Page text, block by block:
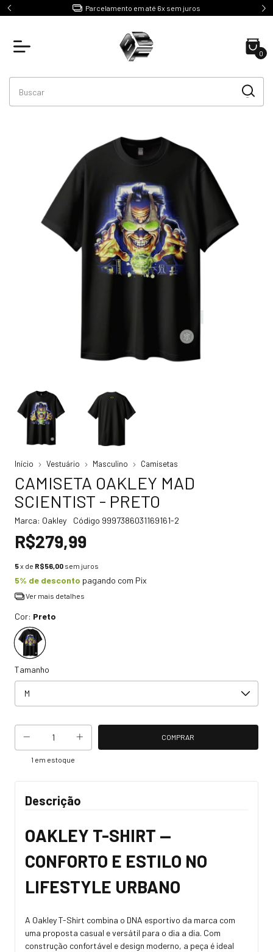
Parcelamento em até 6x sem juros
0
Início Vestuário Masculino Camisetas
CAMISETA OAKLEY MAD
SCIENTIST - PRETO
Marca: Oakley Código 9997386031169161-2
R$279,99
5x de R$56,00 sem juros
5% de desconto pagando com Pix
Ver mais detalhes
Cor: Preto
Tamanho
1 em estoque
Descrição
OAKLEY T-SHIRT —
CONFORTO E ESTILO NO
LIFESTYLE URBANO
A Oakley T-Shirt combina o DNA esportivo da marca com
uma proposta casual e versátil para o dia a dia. Com
construção confortável e design moderno, a peça é ideal